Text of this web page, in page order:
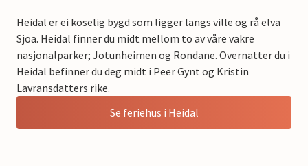
Heidal er ei koselig bygd som ligger langs ville og rå elva
Sjoa. Heidal finner du midt mellom to av våre vakre
nasjonalparker; Jotunheimen og Rondane. Overnatter du i
Heidal befinner du deg midt i Peer Gynt og Kristin
Lavransdatters rike.
Se feriehus i Heidal